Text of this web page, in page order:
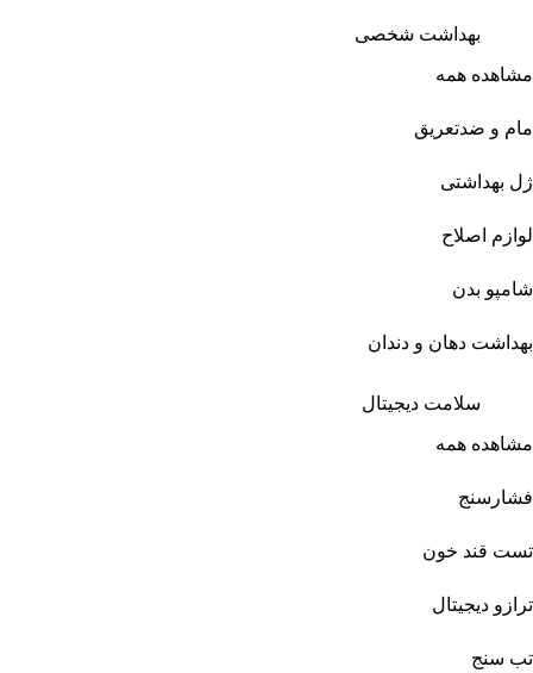
بهداشت شخصی
مشاهده همه
مام و ضدتعریق
ژل بهداشتی
لوازم اصلاح
شامپو بدن
بهداشت دهان و دندان
سلامت دیجیتال
مشاهده همه
فشارسنج
تست قند خون
ترازو دیجیتال
تب سنج